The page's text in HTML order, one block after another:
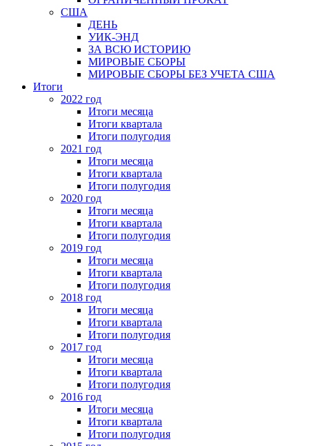
США
ДЕНЬ
УИК-ЭНД
ЗА ВСЮ ИСТОРИЮ
МИРОВЫЕ СБОРЫ
МИРОВЫЕ СБОРЫ БЕЗ УЧЕТА США
Итоги
2022 год
Итоги месяца
Итоги квартала
Итоги полугодия
2021 год
Итоги месяца
Итоги квартала
Итоги полугодия
2020 год
Итоги месяца
Итоги квартала
Итоги полугодия
2019 год
Итоги месяца
Итоги квартала
Итоги полугодия
2018 год
Итоги месяца
Итоги квартала
Итоги полугодия
2017 год
Итоги месяца
Итоги квартала
Итоги полугодия
2016 год
Итоги месяца
Итоги квартала
Итоги полугодия